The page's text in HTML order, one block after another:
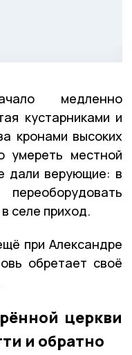
медленно
кустарниками и
кронами высоких
умереть местной
дали верующие: в
селе приход.
при Александре
обретает своё
церкви
и обратно